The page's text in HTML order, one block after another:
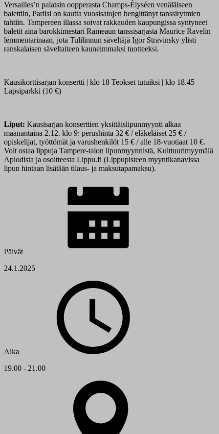
Versailles’n palatsin oopperasta Champs-Élyséen venäläiseen
balettiin, Pariisi on kautta vuosisatojen hengittänyt tanssirytmien
tahtiin. Tampereen illassa soivat rakkauden kaupungissa syntyneet
baletit aina barokkimestari Rameaun tanssisarjasta Maurice Ravelin
lemmentarinaan, jota Tulilinnun säveltäjä Igor Stravinsky ylisti
ranskalaisen säveltaiteen kauneimmaksi tuotteeksi.
Kausikorttisarjan konsertti | klo 18 Teokset tutuiksi | klo 18.45
Lapsiparkki (10 €)
Liput: Kausisarjan konserttien yksittäislipunmyynti alkaa
maanantaina 2.12. klo 9: perushinta 32 € / eläkeläiset 25 € /
opiskelijat, työttömät ja varushenkilöt 15 € / alle 18-vuotiaat 10 €.
Voit ostaa lippuja Tampere-talon lipunmyynnistä, Kulttuurimyymälä
Aplodista ja osoitteesta Lippu.fi (Lippupisteen myyntikanavissa
lipun hintaan lisätään tilaus- ja maksutapamaksu).
Päivät
24.1.2025
Aika
19.00 - 21.00